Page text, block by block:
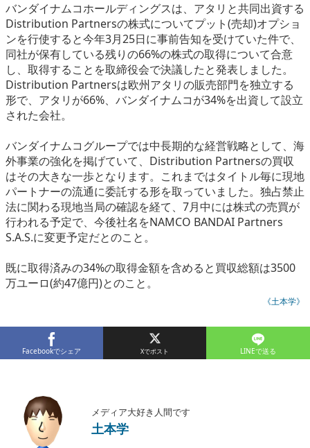
イベント/セミナー
eスポーツ
バンダイナムコホールディングスは、アタリと共同出資する
Distribution Partnersの株式についてプット(売却)オプショ
ンを行使すると今年3月25日に事前告知を受けていた件で、
同社が保有している残りの66%の株式の取得について合意
し、取得することを取締役会で決議したと発表しました。
Distribution Partnersは欧州アタリの販売部門を独立する
形で、アタリが66%、バンダイナムコが34%を出資して設立
された会社。
バンダイナムコグループでは中長期的な経営戦略として、海
外事業の強化を掲げていて、Distribution Partnersの買収
はその大きな一歩となります。これまではタイトル毎に現地
パートナーの流通に委託する形を取っていました。独占禁止
法に関わる現地当局の確認を経て、7月中には株式の売買が
行われる予定で、今後社名をNAMCO BANDAI Partners
S.A.S.に変更予定だとのこと。
既に取得済みの34%の取得金額を含めると買収総額は3500
万ユーロ(約47億円)とのこと。
《土本学》
Facebookでシェア LINEで送る
メディア大好き人間です
土本学